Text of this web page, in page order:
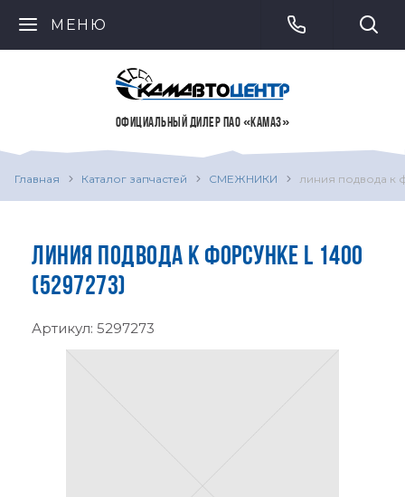
МЕНЮ
ОФИЦИАЛЬНЫЙ ДИЛЕР ПАО «КАМАЗ»
Главная Каталог запчастей СМЕЖНИКИ линия подвода к
ЛИНИЯ ПОДВОДА К ФОРСУНКЕ L 1400
(5297273)
Артикул: 5297273